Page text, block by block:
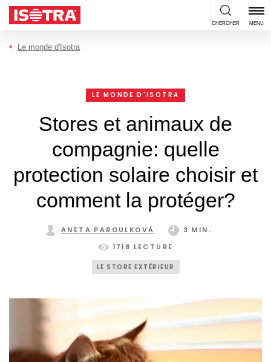
Passer au contenu
CHERCHER MENU
Le monde d'Isotra
LE MONDE D'ISOTRA
Stores et animaux de
compagnie: quelle
protection solaire choisir et
comment la protéger?
ANETA PAROULKOVÁ
3 MIN.
1718 LECTURE
LE STORE EXTÉRIEUR